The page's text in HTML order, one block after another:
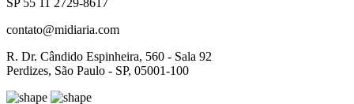
contato@midiaria.com
R. Dr. Cândido Espinheira, 560 - Sala 92
Perdizes, São Paulo - SP, 05001-100